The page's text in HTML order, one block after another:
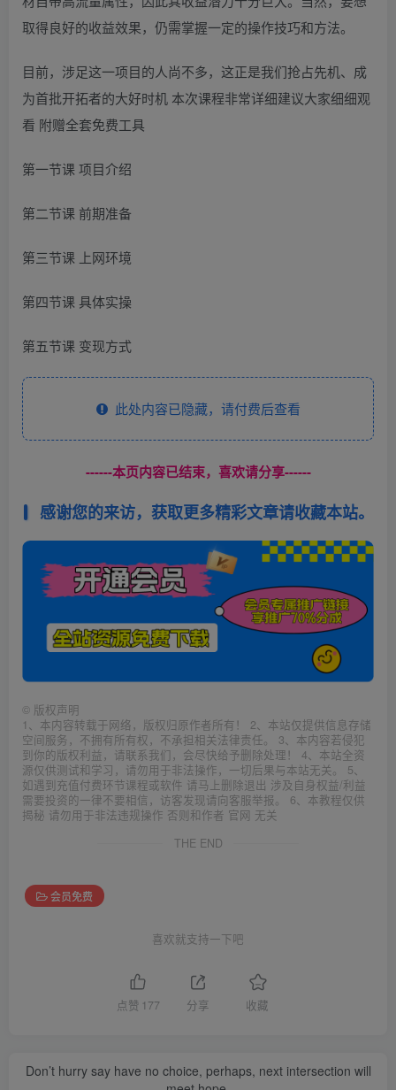
取得良好的收益效果，仍需掌握一定的操作技巧和方法。
目前，涉足这一项目的人尚不多，这正是我们抢占先机、成
为首批开拓者的大好时机 本次课程非常详细建议大家细细观
看 附赠全套免费工具
第一节课 项目介绍
第二节课 前期准备
第三节课 上网环境
第四节课 具体实操
第五节课 变现方式
此处内容已隐藏，请付费后查看
------本页内容已结束，喜欢请分享------
感谢您的来访，获取更多精彩文章请收藏本站。
© 版权声明
1、本内容转载于网络，版权归原作者所有！ 2、本站仅提供信息存储
空间服务，不拥有所有权，不承担相关法律责任。 3、本内容若侵犯
到你的版权利益，请联系我们，会尽快给予删除处理！ 4、本站全资
源仅供测试和学习，请勿用于非法操作，一切后果与本站无关。 5、
如遇到充值付费环节课程或软件 请马上删除退出 涉及自身权益/利益
需要投资的一律不要相信，访客发现请向客服举报。 6、本教程仅供
揭秘 请勿用于非法违规操作 否则和作者 官网 无关
THE END
会员免费
喜欢就支持一下吧
点赞 177 分享 收藏
Don’t hurry say have no choice, perhaps, next intersection will